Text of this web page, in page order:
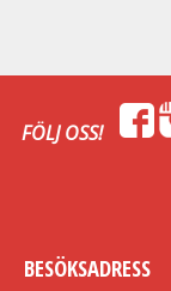
FÖLJ OSS!
BESÖKSADRESS